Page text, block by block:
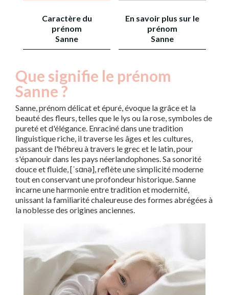
Caractère du
prénom
Sanne
En savoir plus sur le
prénom
Sanne
Que signifie le prénom
Sanne ?
Sanne, prénom délicat et épuré, évoque la grâce et la
beauté des fleurs, telles que le lys ou la rose, symboles de
pureté et d'élégance. Enraciné dans une tradition
linguistique riche, il traverse les âges et les cultures,
passant de l'hébreu à travers le grec et le latin, pour
s'épanouir dans les pays néerlandophones. Sa sonorité
douce et fluide, [ˈsɑnə], reflète une simplicité moderne
tout en conservant une profondeur historique. Sanne
incarne une harmonie entre tradition et modernité,
unissant la familiarité chaleureuse des formes abrégées à
la noblesse des origines anciennes.